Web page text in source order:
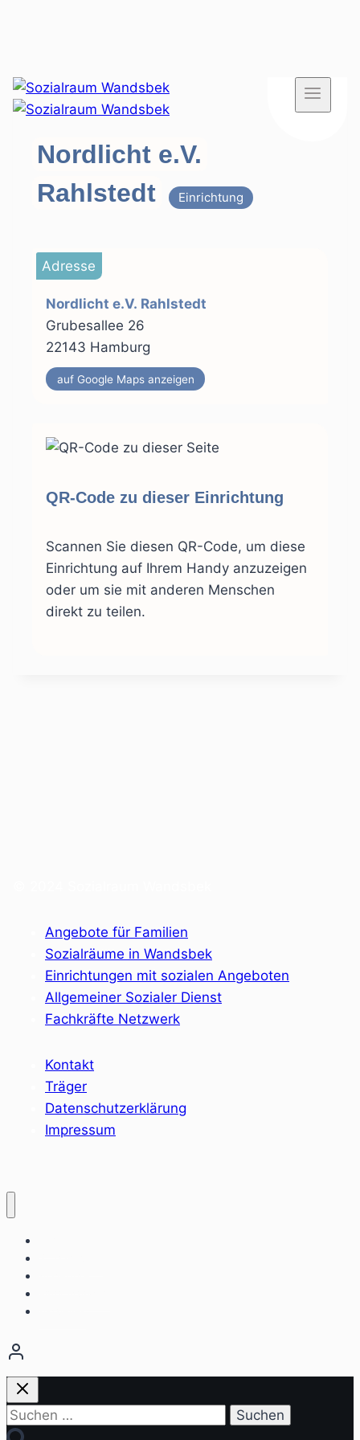
Zum
Inhalt
Nordlicht e.V.
Rahlstedt
Einrichtung
QR-Code zu dieser Einrichtung
Scannen Sie diesen QR-Code, um diese
Einrichtung auf Ihrem Handy anzuzeigen
oder um sie mit anderen Menschen
direkt zu teilen.
Adresse
Nordlicht e.V. Rahlstedt
Grubesallee 26
22143 Hamburg
auf Google Maps anzeigen
Angebote für Familien
Sozialräume in Wandsbek
Einrichtungen mit sozialen Angeboten
Allgemeiner Sozialer Dienst
Fachkräfte Netzwerk
Kontakt
Träger
Datenschutzerklärung
Impressum
Suchen
nach: